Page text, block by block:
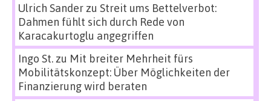
Ulrich Sanderzu Streit ums Bettelverbot:
Dahmen fühlt sich durch Rede von
Karacakurtoglu angegriffen
Ingo St.zu Mit breiter Mehrheit fürs
Mobilitätskonzept: Über Möglichkeiten der
Finanzierung wird beraten